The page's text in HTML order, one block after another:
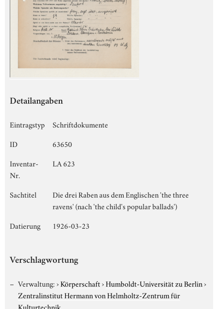
Detailangaben
Eintragstyp
Schriftdokumente
ID
63650
Inventar-
Nr.
LA 623
Sachtitel
Die drei Raben aus dem Englischen 'the three
ravens' (nach 'the child's popular ballads')
Datierung
1926-03-23
Verschlagwortung
Verwaltung:›Körperschaft›Humboldt-Universität zu Berlin›
Zentralinstitut Hermann von Helmholtz-Zentrum für
Kulturtechnik